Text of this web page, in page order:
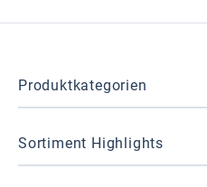
Produktkategorien
Sortiment Highlights